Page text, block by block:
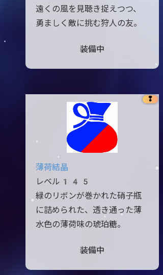
遠くの風を見聴き捉えつつ、
勇ましく敵に挑む狩人の友。
装備中
❢
薄荷結晶
レベル145
緑のリボンが巻かれた硝子瓶
に詰められた、透き通った薄
水色の薄荷味の琥珀糖。
装備中